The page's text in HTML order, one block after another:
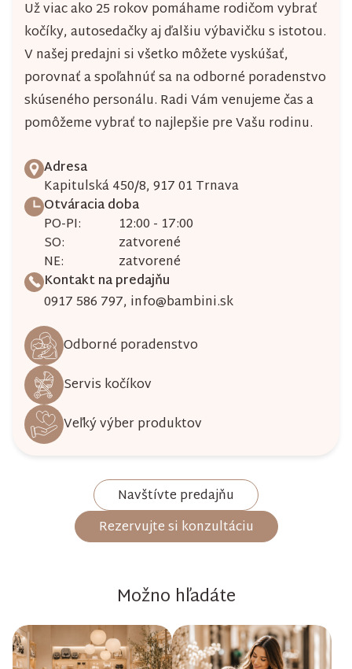
Už viac ako 25 rokov pomáhame rodičom vybrať
kočíky, autosedačky aj ďalšiu výbavičku s istotou.
V našej predajni si všetko môžete vyskúšať,
porovnať a spoľahnúť sa na odborné poradenstvo
skúseného personálu. Radi Vám venujeme čas a
pomôžeme vybrať to najlepšie pre Vašu rodinu.
Adresa
Kapitulská 450/8, 917 01 Trnava
Otváracia doba
PO-PI:
12:00 - 17:00
SO:
zatvorené
NE:
zatvorené
Kontakt na predajňu
0917 586 797, info@bambini.sk
Odborné poradenstvo
Servis kočíkov
Veľký výber produktov
Navštívte predajňu
Rezervujte si konzultáciu
Možno hľadáte